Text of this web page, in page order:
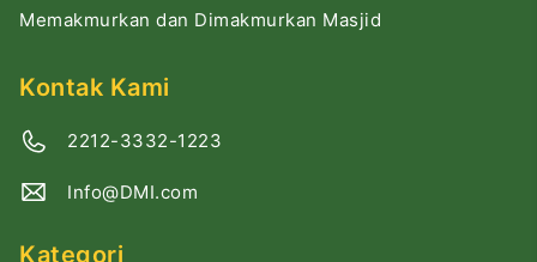
Memakmurkan dan Dimakmurkan Masjid
Kontak Kami
2212-3332-1223
Info@DMI.com
Kategori